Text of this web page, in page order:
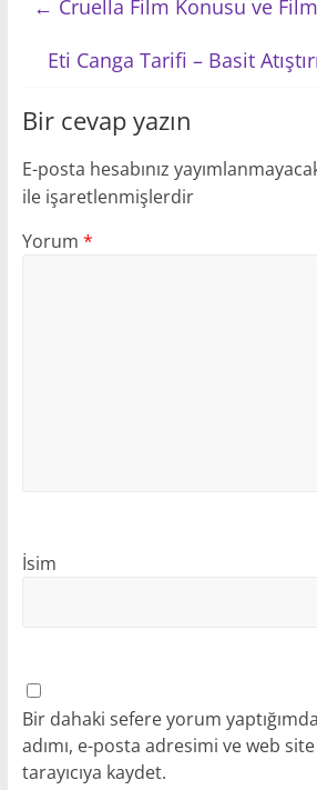
← Cruella Film Konusu ve
Eti Canga Tarifi – Basit
Bir cevap yazın
E-posta hesabınız
ile işaretlenmişlerdir
Yorum *
İsim
Bir dahaki sefere yorum
adımı, e-posta adresimi ve web
tarayıcıya kaydet.